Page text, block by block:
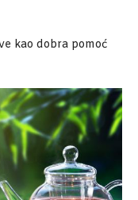
kao dobra pomoć